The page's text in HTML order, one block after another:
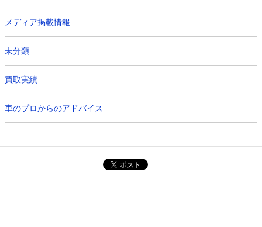
メディア掲載情報
未分類
買取実績
車のプロからのアドバイス